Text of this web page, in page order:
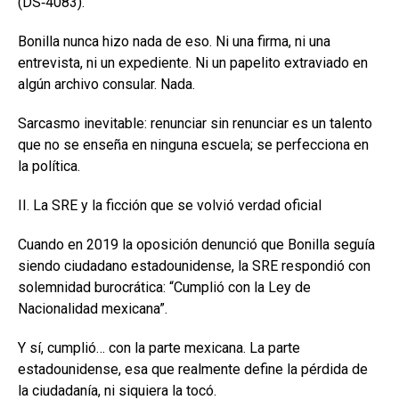
Bonilla nunca hizo nada de eso. Ni una firma, ni una
entrevista, ni un expediente. Ni un papelito extraviado en
algún archivo consular. Nada.
Sarcasmo inevitable: renunciar sin renunciar es un talento
que no se enseña en ninguna escuela; se perfecciona en
la política.
II. La SRE y la ficción que se volvió verdad oficial
Cuando en 2019 la oposición denunció que Bonilla seguía
siendo ciudadano estadounidense, la SRE respondió con
solemnidad burocrática: “Cumplió con la Ley de
Nacionalidad mexicana”.
Y sí, cumplió… con la parte mexicana. La parte
estadounidense, esa que realmente define la pérdida de
la ciudadanía, ni siquiera la tocó.